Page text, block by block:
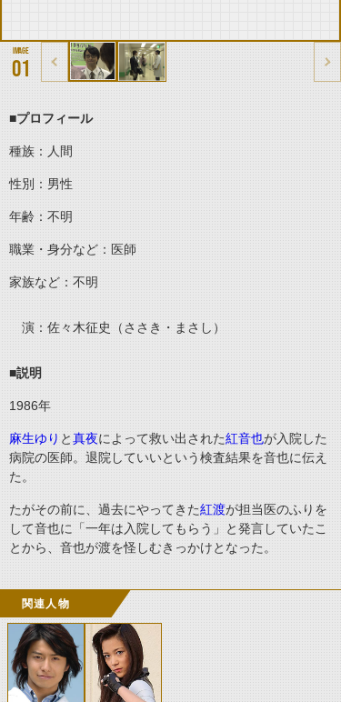
01
■プロフィール
種族：人間
性別：男性
年齢：不明
職業・身分など：医師
家族など：不明
演：佐々木征史（ささき・まさし）
■説明
1986年
麻生ゆり と真夜によって救い出された紅音也が入院した
病院の医師。退院していいという検査結果を音也に伝え
た。
たがその前に、過去にやってきた紅渡が担当医のふりを
して音也に「一年は入院してもらう」と発言していたこ
とから、音也が渡を怪しむきっかけとなった。
関連人物